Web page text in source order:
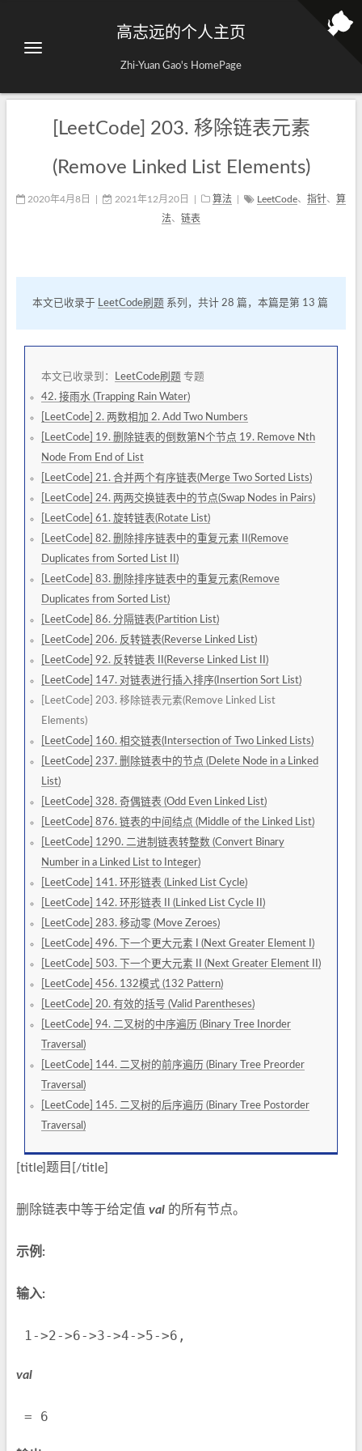
高志远的个人主页
Zhi-Yuan Gao's HomePage
[LeetCode] 203. 移除链表元素
(Remove Linked List Elements)
2020年4月8日 2021年12月20日 算法 LeetCode、 指针、 算
法、 链表
本文已收录于 LeetCode刷题 系列，共计 28 篇，本篇是第 13 篇
本文已收录到： LeetCode刷题 专题
42. 接雨水 (Trapping Rain Water)
[LeetCode] 2. 两数相加 2. Add Two Numbers
[LeetCode] 19. 删除链表的倒数第N个节点 19. Remove Nth
Node From End of List
[LeetCode] 21. 合并两个有序链表(Merge Two Sorted Lists)
[LeetCode] 24. 两两交换链表中的节点(Swap Nodes in Pairs)
[LeetCode] 61. 旋转链表(Rotate List)
[LeetCode] 82. 删除排序链表中的重复元素 II(Remove
Duplicates from Sorted List II)
[LeetCode] 83. 删除排序链表中的重复元素(Remove
Duplicates from Sorted List)
[LeetCode] 86. 分隔链表(Partition List)
[LeetCode] 206. 反转链表(Reverse Linked List)
[LeetCode] 92. 反转链表 II(Reverse Linked List II)
[LeetCode] 147. 对链表进行插入排序(Insertion Sort List)
[LeetCode] 203. 移除链表元素(Remove Linked List
Elements)
[LeetCode] 160. 相交链表(Intersection of Two Linked Lists)
[LeetCode] 237. 删除链表中的节点 (Delete Node in a Linked
List)
[LeetCode] 328. 奇偶链表 (Odd Even Linked List)
[LeetCode] 876. 链表的中间结点 (Middle of the Linked List)
[LeetCode] 1290. 二进制链表转整数 (Convert Binary
Number in a Linked List to Integer)
[LeetCode] 141. 环形链表 (Linked List Cycle)
[LeetCode] 142. 环形链表 II (Linked List Cycle II)
[LeetCode] 283. 移动零 (Move Zeroes)
[LeetCode] 496. 下一个更大元素 I (Next Greater Element I)
[LeetCode] 503. 下一个更大元素 II (Next Greater Element II)
[LeetCode] 456. 132模式 (132 Pattern)
[LeetCode] 20. 有效的括号 (Valid Parentheses)
[LeetCode] 94. 二叉树的中序遍历 (Binary Tree Inorder
Traversal)
[LeetCode] 144. 二叉树的前序遍历 (Binary Tree Preorder
Traversal)
[LeetCode] 145. 二叉树的后序遍历 (Binary Tree Postorder
Traversal)
[title]题目[/title]
删除链表中等于给定值 val 的所有节点。
示例:
输入:
1->2->6->3->4->5->6,
val